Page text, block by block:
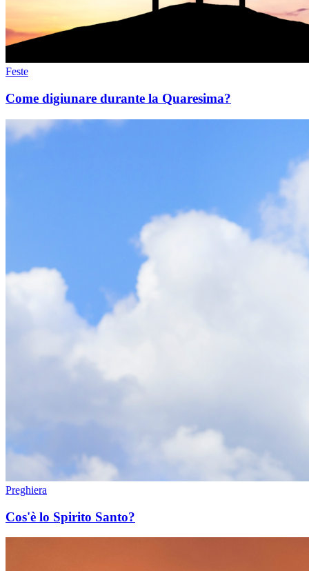
Feste
Come digiunare durante la Quaresima?
Preghiera
Cos'è lo Spirito Santo?